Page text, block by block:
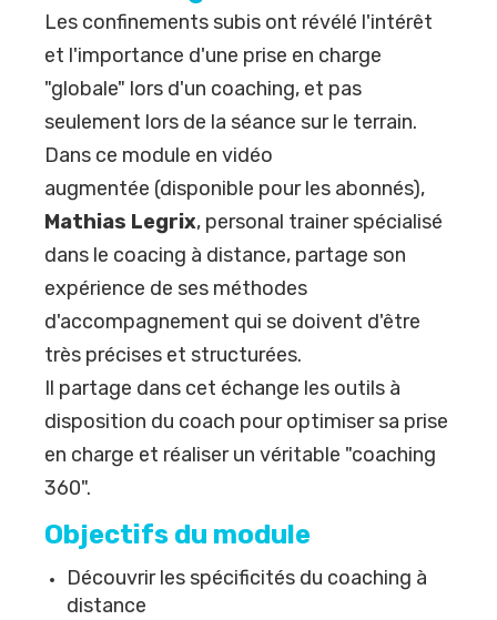
Les confinements subis ont révélé l'intérêt
et l'importance d'une prise en charge
"globale" lors d'un coaching, et pas
seulement lors de la séance sur le terrain.
Dans ce module en vidéo
augmentée (disponible pour les abonnés),
Mathias Legrix, personal trainer spécialisé
dans le coacing à distance, partage son
expérience de ses méthodes
d'accompagnement qui se doivent d'être
très précises et structurées.
Il partage dans cet échange les outils à
disposition du coach pour optimiser sa prise
en charge et réaliser un véritable "coaching
360".
Objectifs du module
Découvrir les spécificités du coaching à
distance